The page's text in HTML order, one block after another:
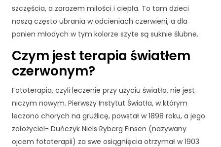
szczęścia, a zarazem miłości i ciepła. To tam dzieci
noszą często ubrania w odcieniach czerwieni, a dla
panien młodych w tym kolorze szyte są suknie ślubne.
Czym jest terapia światłem
czerwonym?
Fototerapia, czyli leczenie przy użyciu światła, nie jest
niczym nowym. Pierwszy Instytut Światła, w którym
leczono chorych na gruźlicę, powstał w 1898 roku, a jego
założyciel- Duńczyk Niels Ryberg Finsen (nazywany
ojcem fototerapii) za swe osiągnięcia otrzymał w 1903